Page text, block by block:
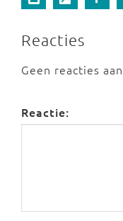
Reacties
Geen reacties
Reactie: